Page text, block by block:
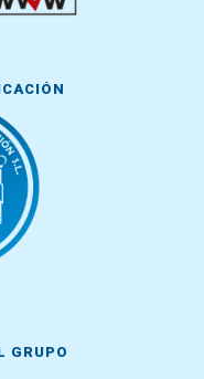
GRUPO